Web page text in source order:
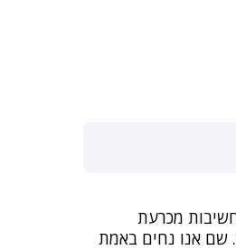
מכרעת
שם אנו נחים באמת